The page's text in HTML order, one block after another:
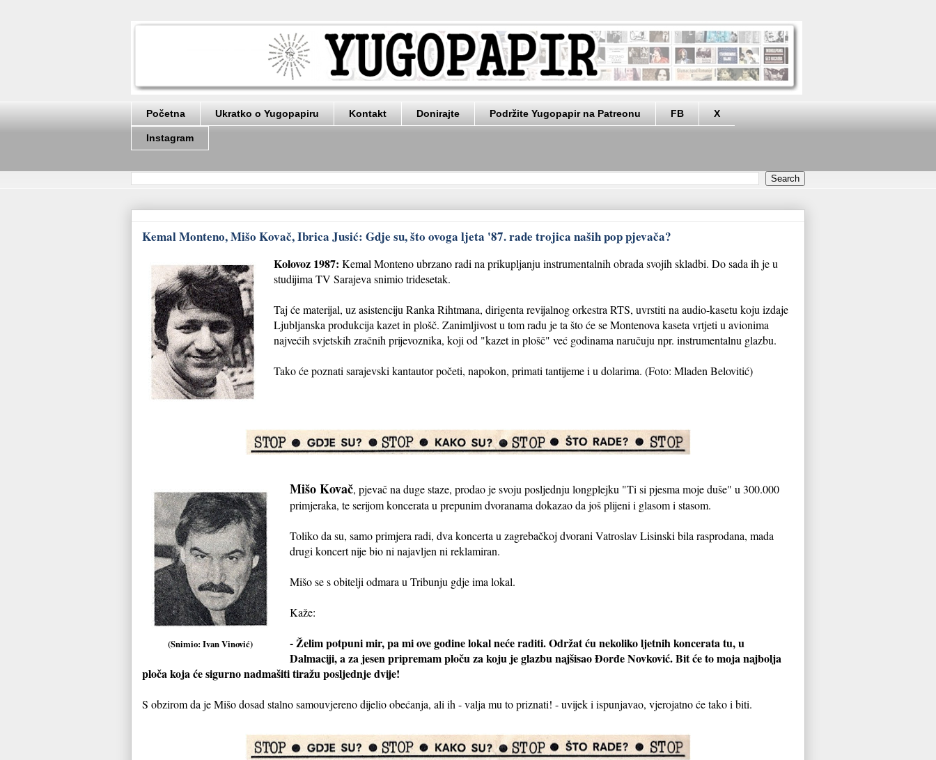
Početna Ukratko o Yugopapiru Kontakt Donirajte Podržite Yugopapir na Patreonu FB X
Instagram
Kemal Monteno, Mišo Kovač, Ibrica Jusić: Gdje su, što ovoga ljeta '87. rade trojica naših pop pjevača?
Kolovoz 1987: Kemal Monteno ubrzano radi na prikupljanju instrumentalnih obrada svojih skladbi. Do sada ih je u
studijima TV Sarajeva snimio tridesetak.
Taj će materijal, uz asistenciju Ranka Rihtmana, dirigenta revijalnog orkestra RTS, uvrstiti na audio-kasetu koju izdaje
Ljubljanska produkcija kazet in plošč. Zanimljivost u tom radu je ta što će se Montenova kaseta vrtjeti u avionima
najvećih svjetskih zračnih prijevoznika, koji od "kazet in plošč" već godinama naručuju npr. instrumentalnu glazbu.
Tako će poznati sarajevski kantautor početi, napokon, primati tantijeme i u dolarima. (Foto: Mladen Belovitić)
(Snimio: Ivan Vinović)
Mišo Kovač, pjevač na duge staze, prodao je svoju posljednju longplejku "Ti si pjesma moje duše" u 300.000
primjeraka, te serijom koncerata u prepunim dvoranama dokazao da još plijeni i glasom i stasom.
Toliko da su, samo primjera radi, dva koncerta u zagrebačkoj dvorani Vatroslav Lisinski bila rasprodana, mada
drugi koncert nije bio ni najavljen ni reklamiran.
Mišo se s obitelji odmara u Tribunju gdje ima lokal.
Kaže:
- Želim potpuni mir, pa mi ove godine lokal neće raditi. Održat ću nekoliko ljetnih koncerata tu, u
Dalmaciji, a za jesen pripremam ploču za koju je glazbu najšisao Đorđe Novković. Bit će to moja najbolja
ploča koja će sigurno nadmašiti tiražu posljednje dvije!
S obzirom da je Mišo dosad stalno samouvjereno dijelio obećanja, ali ih - valja mu to priznati! - uvijek i ispunjavao, vjerojatno će tako i biti.